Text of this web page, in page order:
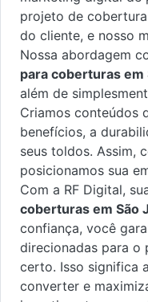
projeto de
do cliente, e nosso
Nossa abordagem
para coberturas em
além de
Criamos conteúdos
benefícios, a
seus toldos. Assim,
posicionamos sua
Com a RF Digital,
coberturas em São
confiança, você
direcionadas para o
certo. Isso significa
converter e